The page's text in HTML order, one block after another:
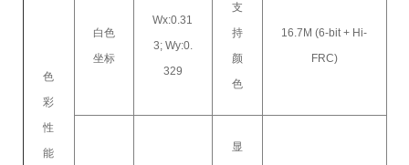
色
彩
性
能
白色
坐标
Wx:0.31
3; Wy:0.
329
支
持
颜
色
16.7M (6-bit + Hi-
FRC)
显